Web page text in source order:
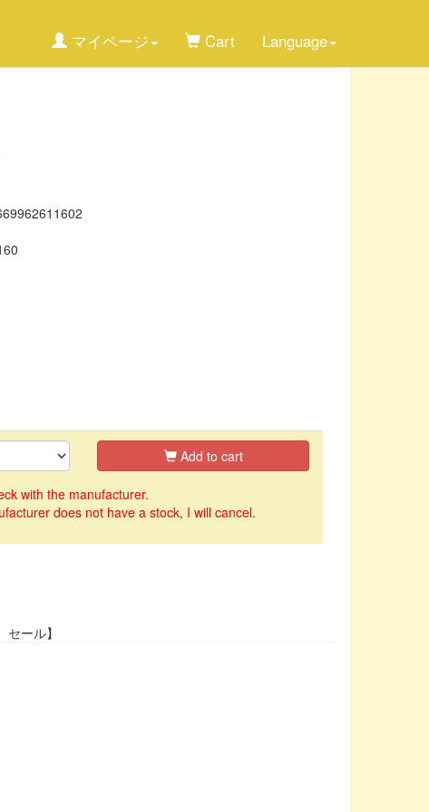
マイページ Cart Language
Add to cart
with the manufacturer.
does not have a stock, I will cancel.
ール】